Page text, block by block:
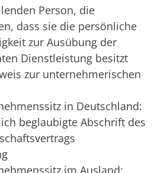
Person, die
dass sie die persönliche
zur Ausübung der
Dienstleistung besitzt
zur unternehmerischen
in Deutschland:
beglaubigte Abschrift des
im Ausland: